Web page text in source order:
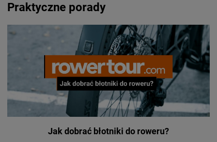
Praktyczne porady
Jak dobrać błotniki do roweru?